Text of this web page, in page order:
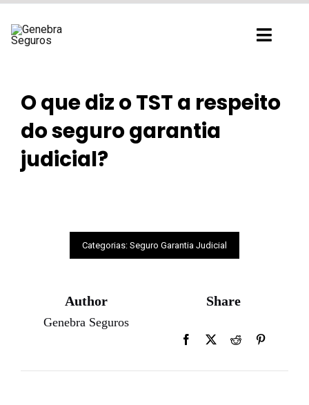
para
O que diz o TST a respeito
do seguro garantia
judicial?
Categorias: Seguro Garantia Judicial
Author
Genebra Seguros
Share